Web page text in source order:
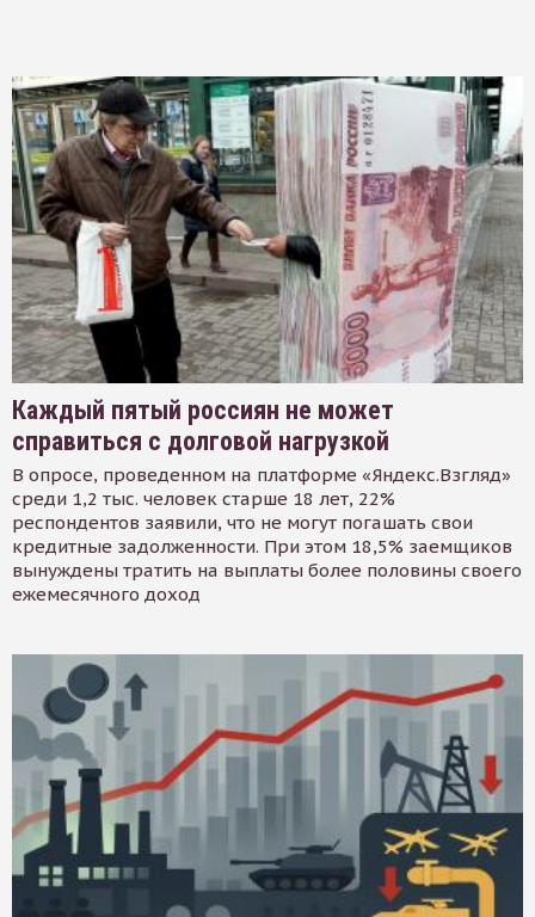
Каждый пятый россиян не может
справиться с долговой нагрузкой
В опросе, проведенном на платформе «Яндекс.Взгляд»
среди 1,2 тыс. человек старше 18 лет, 22%
респондентов заявили, что не могут погашать свои
кредитные задолженности. При этом 18,5% заемщиков
вынуждены тратить на выплаты более половины своего
ежемесячного доход